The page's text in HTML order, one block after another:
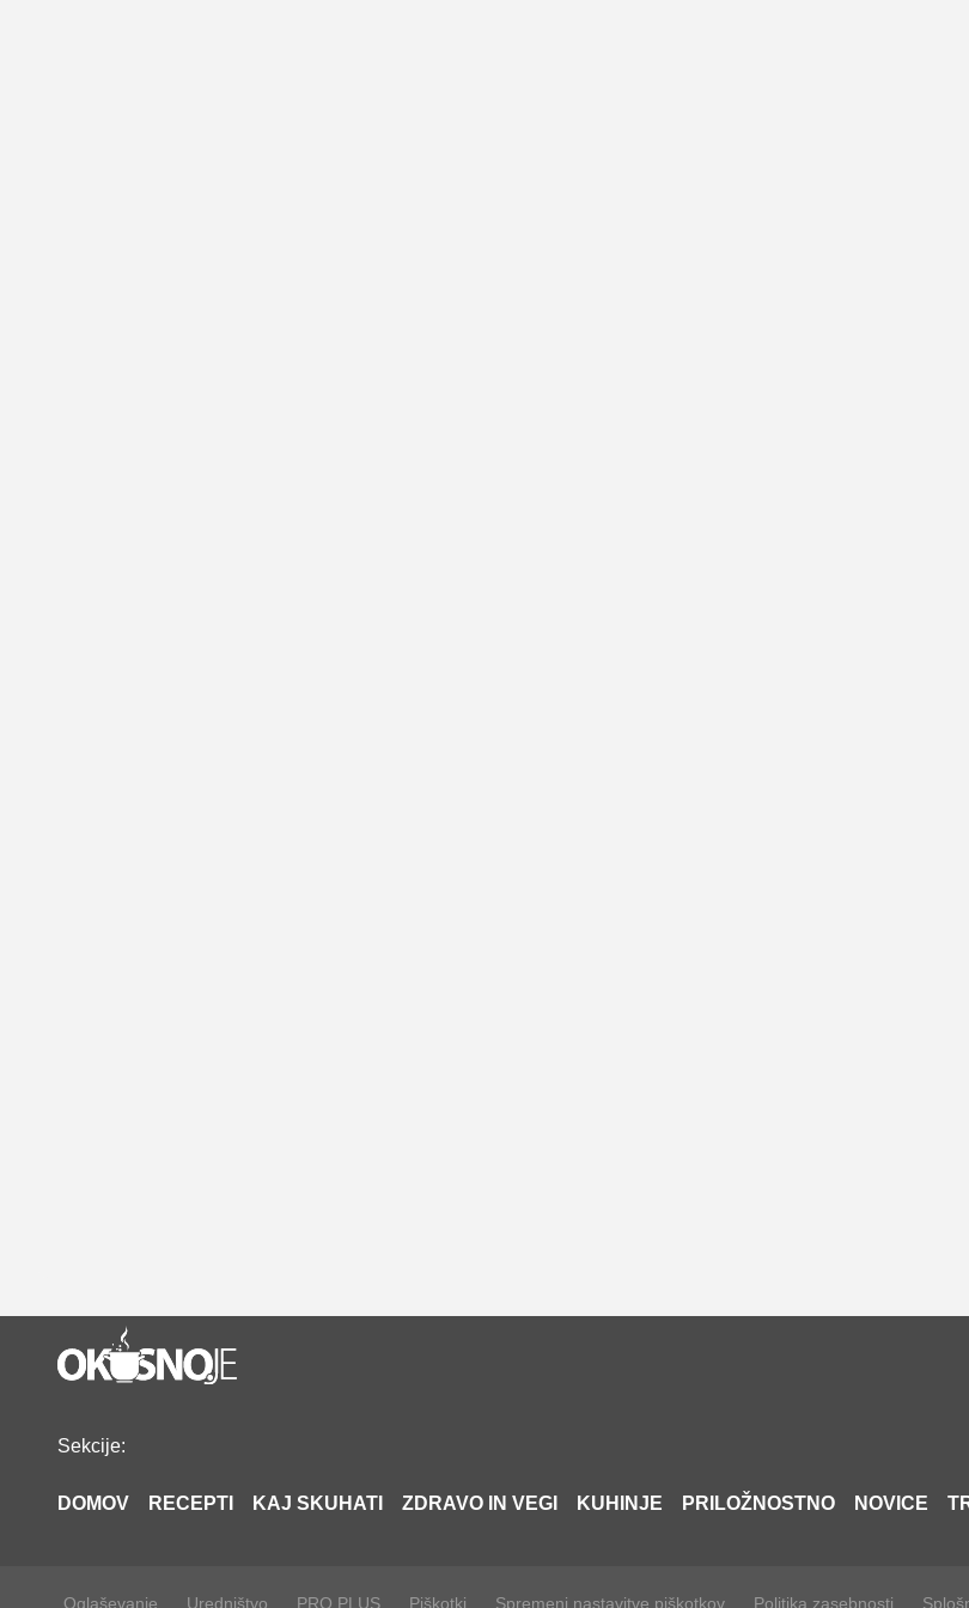
Sekcije:
DOMOV RECEPTI KAJ SKUHATI ZDRAVO IN VEGI KUHINJE PRILOŽNOSTNO NOVICE
Oglaševanje Uredništvo PRO PLUS Piškotki Spremeni nastavitve piškotkov Politika zasebnosti